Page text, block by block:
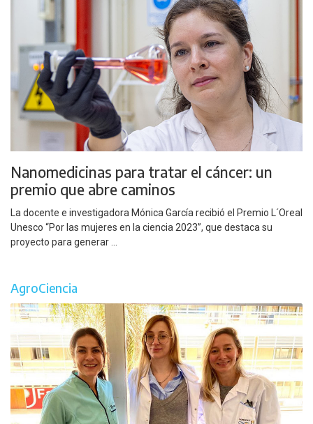
Nanomedicinas para tratar el cáncer: un
premio que abre caminos
La docente e investigadora Mónica García recibió el Premio L´Oreal
Unesco “Por las mujeres en la ciencia 2023”, que destaca su
proyecto para generar ...
AgroCiencia